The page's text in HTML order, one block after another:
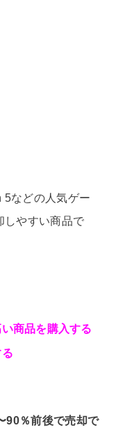
などの人気ゲー
しやすい商品で
商品を購入する
90％前後で売却で